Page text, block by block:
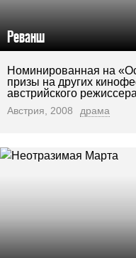
Реванш
Номинированная на
призы на других
австрийского
Австрия, 2008 драма